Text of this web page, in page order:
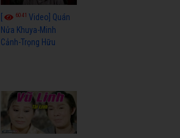
6041Video] Quán
Nửa Khuya-Minh
Cảnh-Trọng Hữu